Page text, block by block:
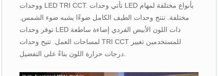
ووحدات LED TRI CCT. تأتي وحدات LED بأنواع مختلفة لمهام
مختلفة. تنتج وحدات الطيف الكامل ضوءًا يشبه ضوء الشمس.
توفر وحدات LED ذات اللون الأبيض الفردي إضاءة ساطعة
لمساحات العمل. تتيح وحدات TRI CCT للمستخدمين تغيير